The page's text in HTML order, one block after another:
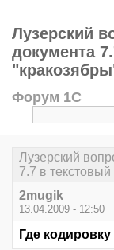
Лузерский
документа
Форум 1С
Лузерский
7.7 в
2mugik
13.04.2009 - 12:50
Где